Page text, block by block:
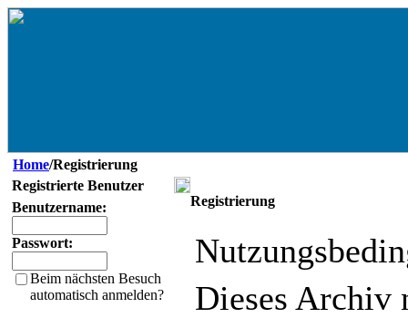
Home/Registrierung
Registrierte Benutzer
Benutzername:
Passwort:
Beim nächsten Besuch
automatisch anmelden?
Registrierung
Dieses Archiv